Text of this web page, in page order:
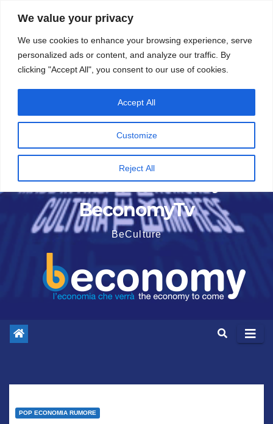
We value your privacy
We use cookies to enhance your browsing experience, serve
personalized ads or content, and analyze our traffic. By
clicking "Accept All", you consent to our use of cookies.
Customize
Reject All
Accept All
contenuto
5 Agosto 2026
BeconomyTv
BeCulture
POP ECONOMIA RUMORE